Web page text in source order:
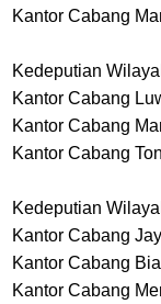
Kantor Cabang
Kedeputian
Kantor Cabang
Kantor Cabang
Kantor Cabang
Kedeputian
Kantor Cabang
Kantor Cabang
Kantor Cabang